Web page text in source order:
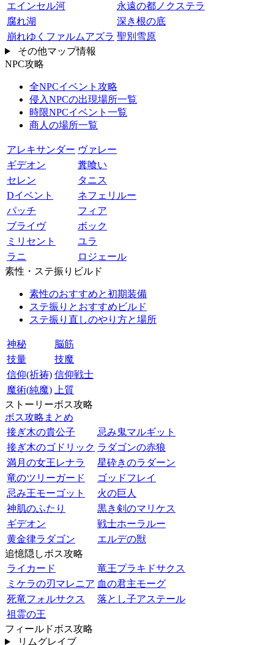
エインセル河
永遠の都ノクステラ
腐れ湖
深き根の底
崩れゆくファルムアズラ 聖別雪原
その他マップ情報
NPC攻略
全NPCイベント攻略
侵入NPCの出現場所一覧
時限NPCイベント一覧
商人の場所一覧
アレキサンダー ヴァレー
ギデオン
糞喰い
セレン
タニス
Dイベント
ネフェリルー
パッチ
フィア
ブライヴ
ボック
ミリセント
ユラ
ラニ
ロジェール
素性・ステ振りビルド
素性のおすすめと初期装備
ステ振りとおすすめビルド
ステ振り直しのやり方と場所
神秘
脳筋
技量
技魔
信仰(祈祷) 信仰戦士
魔術(純魔)
上質
ストーリーボス攻略
ボス攻略まとめ
接ぎ木の貴公子
忌み鬼マルギット
接ぎ木のゴドリック ラダゴンの赤狼
満月の女王レナラ
星砕きのラダーン
竜のツリーガード
ゴッドフレイ
忌み王モーゴット
火の巨人
神肌のふたり
黒き剣のマリケス
ギデオン
戦士ホーラルー
黄金律ラダゴン
エルデの獣
追憶隠しボス攻略
ライカード
竜王プラキドサクス
ミケラの刃マレニア 血の君主モーグ
死竜フォルサクス
落とし子アステール
祖霊の王
フィールドボス攻略
リムグレイブ